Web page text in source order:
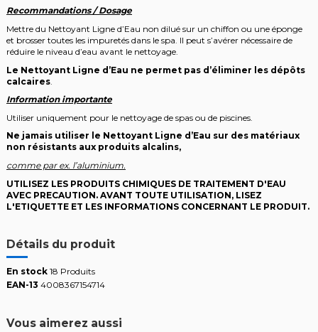
Recommandations / Dosage
Mettre du Nettoyant Ligne d’Eau non dilué sur un chiffon ou une éponge
et brosser toutes les impuretés dans le spa. Il peut s’avérer nécessaire de
réduire le niveau d’eau avant le nettoyage.
Le Nettoyant Ligne d’Eau ne permet pas d’éliminer les dépôts
calcaires
Information importante
Utiliser uniquement pour le nettoyage de spas ou de piscines.
Ne jamais utiliser le Nettoyant Ligne d’Eau sur des matériaux
non résistants aux produits alcalins,
comme par ex. l’aluminium.
UTILISEZ LES PRODUITS CHIMIQUES DE TRAITEMENT D'EAU
AVEC PRECAUTION. AVANT TOUTE UTILISATION, LISEZ
L'ETIQUETTE ET LES INFORMATIONS CONCERNANT LE PRODUIT.
Détails du produit
En stock 18 Produits
EAN-13 4008367154714
Vous aimerez aussi